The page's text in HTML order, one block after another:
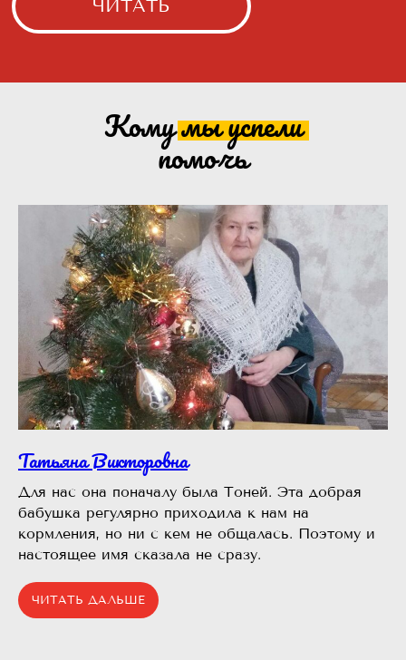
Кому мыуспели
помочь
Татьяна Викторовна
Для нас она поначалу была Тоней. Эта добрая
бабушка регулярно приходила к нам на
кормления, но ни с кем не общалась. Поэтому и
настоящее имя сказала не сразу.
ЧИТАТЬ ДАЛЬШЕ